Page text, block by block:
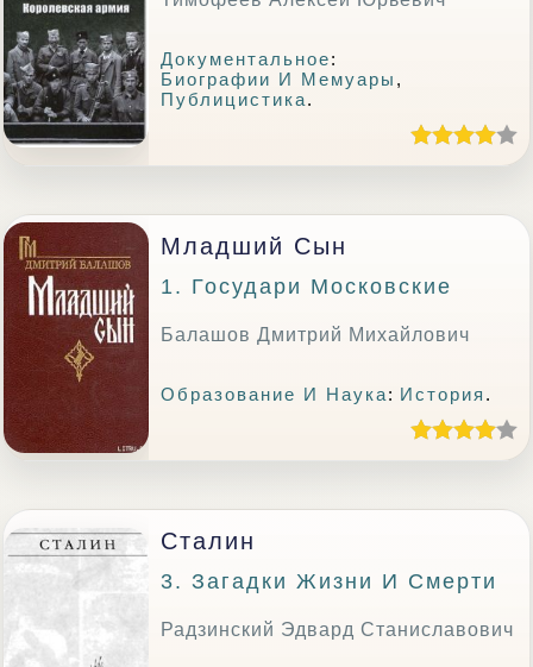
Документальное:
Биографии И Мемуары ,
Публицистика.
Младший Сын
1. Государи Московские
Балашов Дмитрий Михайлович
Образование И Наука: История .
Сталин
3. Загадки Жизни И Смерти
Радзинский Эдвард Станиславович